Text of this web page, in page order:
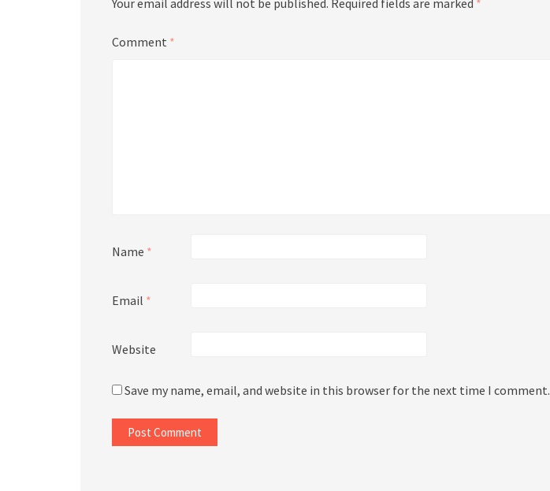
Your email address will not be published. Required fields are marked *
Comment *
Name *
Email *
Website
Save my name, email, and website in this browser for the next time I comment.